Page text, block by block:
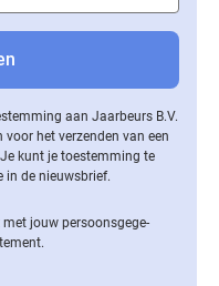
aan Jaarbeurs B.V.
het verzenden van een
kunt je toestemming te
in de nieuwsbrief.
met jouw per­soons­ge­ge­